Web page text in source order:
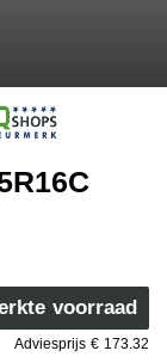
voorraad
Adviesprijs € 173.32